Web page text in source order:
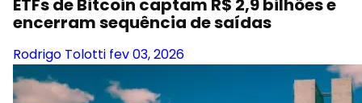
ETFs de Bitcoin captam R$ 2,9 bilhões e
encerram sequência de saídas
Rodrigo Tolotti fev 03, 2026